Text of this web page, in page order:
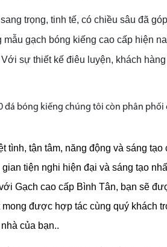
trọng, tinh tế, có chiều sâu đã
gạch bóng kiếng cao cấp hiện
sự thiết kế điêu luyện, khách
đá bóng kiếng chúng tôi còn phân
tình, tận tâm, năng động và sáng
gian tiện nghi hiện đại và sáng tạo
Gạch cao cấp Bình Tân, bạn sẽ
mong được hợp tác cùng quý khách
của bạn..